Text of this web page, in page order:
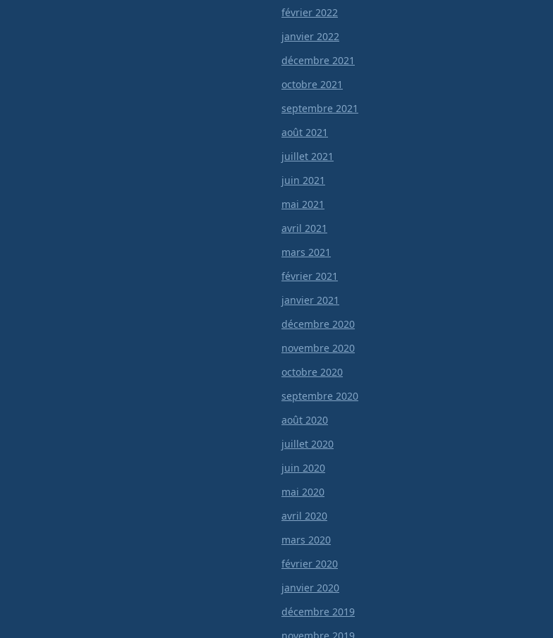
février 2022
janvier 2022
décembre 2021
octobre 2021
septembre 2021
août 2021
juillet 2021
juin 2021
mai 2021
avril 2021
mars 2021
février 2021
janvier 2021
décembre 2020
novembre 2020
octobre 2020
septembre 2020
août 2020
juillet 2020
juin 2020
mai 2020
avril 2020
mars 2020
février 2020
janvier 2020
décembre 2019